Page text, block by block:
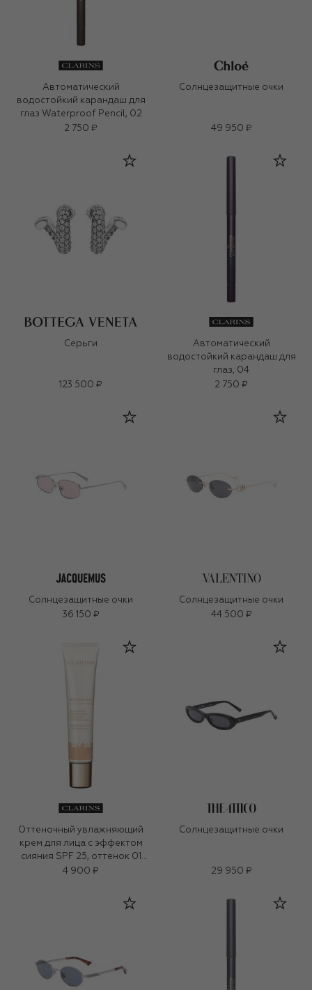
Автоматический
водостойкий карандаш для
глаз Waterproof Pencil, 02
2 750 ₽
Солнцезащитные очки
49 950 ₽
Серьги
123 500 ₽
Автоматический
водостойкий карандаш для
глаз, 04
2 750 ₽
Солнцезащитные очки
36 150 ₽
Солнцезащитные очки
44 500 ₽
Оттеночный увлажняющий
крем для лица с эффектом
сияния SPF 25, оттенок 01
(40ml)
4 900 ₽
Солнцезащитные очки
29 950 ₽